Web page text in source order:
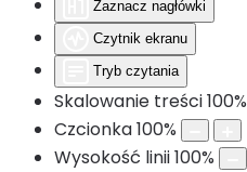
Zaznacz nagłówki
Czytnik ekranu
Tryb czytania
Skalowanie treści100%
Czcionka100%
Wysokość linii100%